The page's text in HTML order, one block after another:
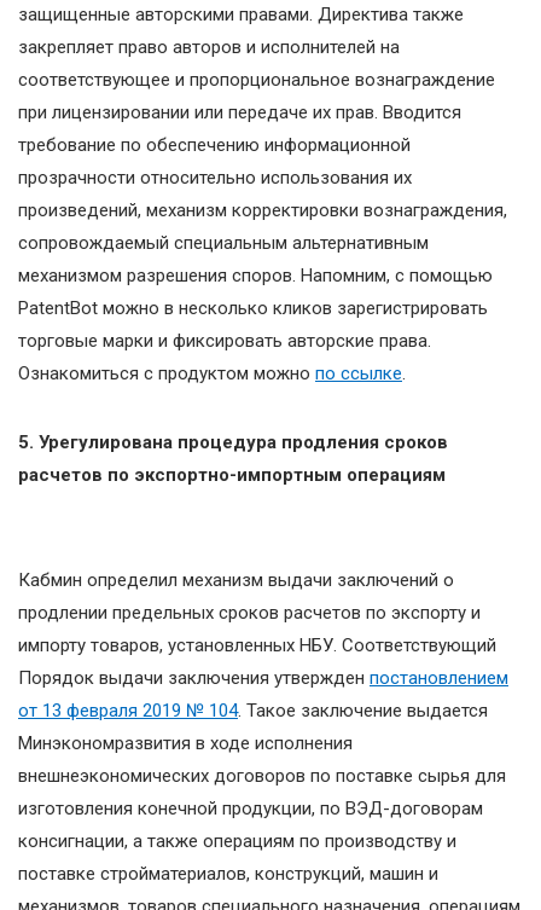
защищенные авторскими правами. Директива также
закрепляет право авторов и исполнителей на
соответствующее и пропорциональное вознаграждение
при лицензировании или передаче их прав. Вводится
требование по обеспечению информационной
прозрачности относительно использования их
произведений, механизм корректировки вознаграждения,
сопровождаемый специальным альтернативным
механизмом разрешения споров. Напомним, с помощью
PatentBot можно в несколько кликов зарегистрировать
торговые марки и фиксировать авторские права.
Ознакомиться с продуктом можно по ссылке.
5. Урегулирована процедура продления сроков
расчетов по экспортно-импортным операциям
Кабмин определил механизм выдачи заключений о
продлении предельных сроков расчетов по экспорту и
импорту товаров, установленных НБУ. Соответствующий
Порядок выдачи заключения утвержден постановлением
от 13 февраля 2019 № 104. Такое заключение выдается
Минэкономразвития в ходе исполнения
внешнеэкономических договоров по поставке сырья для
изготовления конечной продукции, по ВЭД-договорам
консигнации, а также операциям по производству и
поставке стройматериалов, конструкций, машин и